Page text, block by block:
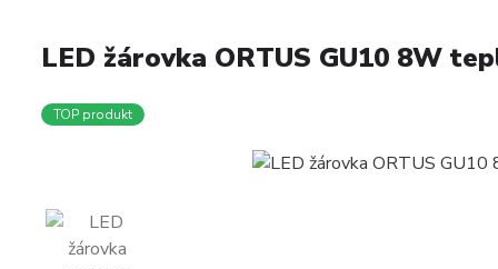
LED žárovka ORTUS GU10 8W
TOP produkt